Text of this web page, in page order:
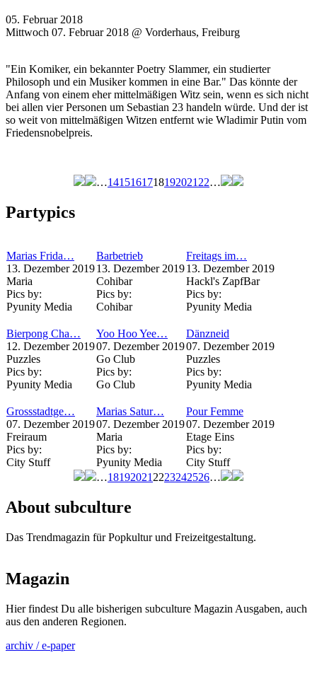
05. Februar 2018
Mittwoch 07. Februar 2018 @ Vorderhaus, Freiburg
"Ein Komiker, ein bekannter Poetry Slammer, ein studierter
Philosoph und ein Musiker kommen in eine Bar." Das könnte der
Anfang von einem eher mittelmäßigen Witz sein, wenn es sich nicht
bei allen vier Personen um Sebastian 23 handeln würde. Und der ist
so weit von mittelmäßigen Witzen entfernt wie Wladimir Putin vom
Friedensnobelpreis.
…1415161718192021 22…
Partypics
Marias Frida…
13. Dezember 2019
Maria
Pics by:
Pyunity Media
Barbetrieb
13. Dezember 2019
Cohibar
Pics by:
Cohibar
Freitags im…
13. Dezember 2019
Hackl's ZapfBar
Pics by:
Pyunity Media
Bierpong Cha…
12. Dezember 2019
Puzzles
Pics by:
Pyunity Media
Yoo Hoo Yee…
07. Dezember 2019
Go Club
Pics by:
Go Club
Dänzneid
07. Dezember 2019
Puzzles
Pics by:
Pyunity Media
Grossstadtge…
07. Dezember 2019
Freiraum
Pics by:
City Stuff
Marias Satur…
07. Dezember 2019
Maria
Pics by:
Pyunity Media
Pour Femme
07. Dezember 2019
Etage Eins
Pics by:
City Stuff
…18192021 2223242526…
About subculture
Das Trendmagazin für Popkultur und Freizeitgestaltung.
Magazin
Hier findest Du alle bisherigen subculture Magazin Ausgaben, auch
aus den anderen Regionen.
archiv / e-paper